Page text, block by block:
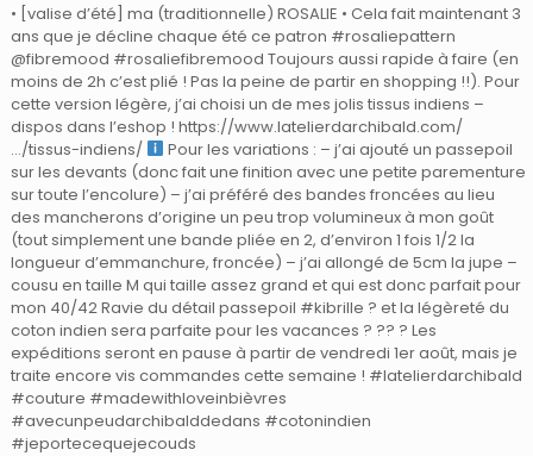
• [valise d’été] ma (traditionnelle) ROSALIE • Cela fait maintenant 3
ans que je décline chaque été ce patron #rosaliepattern
@fibremood #rosaliefibremood Toujours aussi rapide à faire (en
moins de 2h c’est plié ! Pas la peine de partir en shopping !!). Pour
cette version légère, j’ai choisi un de mes jolis tissus indiens –
dispos dans l’eshop ! https://www.latelierdarchibald.com/
…/tissus-indiens/
Pour les variations : – j’ai ajouté un passepoil
sur les devants (donc fait une finition avec une petite parementure
sur toute l’encolure) – j’ai préféré des bandes froncées au lieu
des mancherons d’origine un peu trop volumineux à mon goût
(tout simplement une bande pliée en 2, d’environ 1 fois 1/2 la
longueur d’emmanchure, froncée) – j’ai allongé de 5cm la jupe –
cousu en taille M qui taille assez grand et qui est donc parfait pour
mon 40/42 Ravie du détail passepoil #kibrille ? et la légèreté du
coton indien sera parfaite pour les vacances ? ?? ? Les
expéditions seront en pause à partir de vendredi 1er août, mais je
traite encore vis commandes cette semaine ! #latelierdarchibald
#couture #madewithloveinbièvres
#avecunpeudarchibalddedans #cotonindien
#jeportecequejecouds